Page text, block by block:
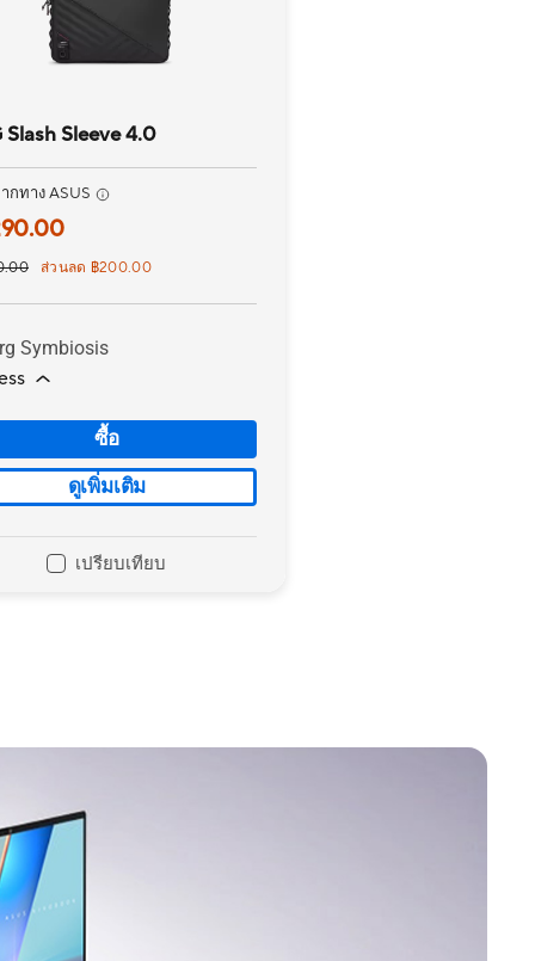
Slash Sleeve 4.0
กทาง ASUS
ส่วนลด ฿200.00
Symbiosis
ซื้อ
ดูเพิ่มเติม
เปรียบเทียบ